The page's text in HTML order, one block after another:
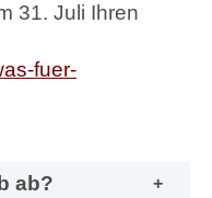
31. Juli Ihren
fuer-
ab?